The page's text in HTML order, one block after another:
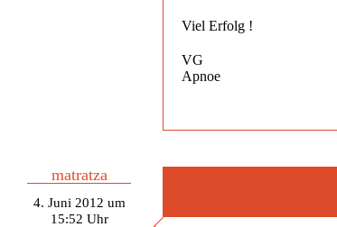
Viel Erfolg !
VG
Apnoe
matratza
4. Juni 2012 um
15:52 Uhr